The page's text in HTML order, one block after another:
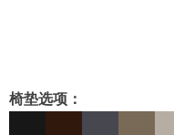
椅垫选项：